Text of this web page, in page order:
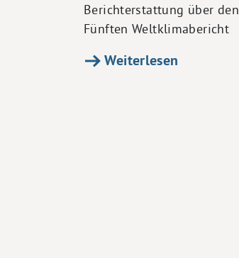
Berichterstattung über den
Fünften Weltklimabericht
Weiterlesen